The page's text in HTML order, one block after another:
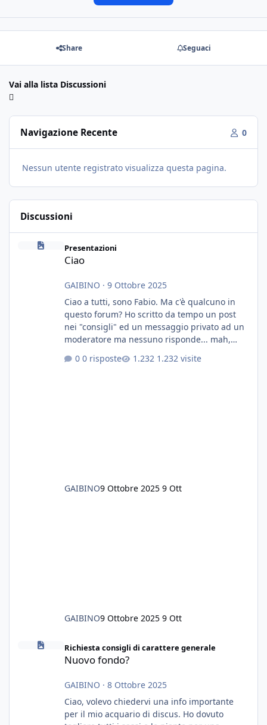
Share Seguaci
Vai alla lista Discussioni
Navigazione Recente 0
Nessun utente registrato visualizza questa pagina.
Discussioni
Presentazioni
Ciao
GAIBINO · 9 Ottobre 2025
Ciao a tutti, sono Fabio. Ma c'è qualcuno in
questo forum? Ho scritto da tempo un post
nei "consigli" ed un messaggio privato ad un
moderatore ma nessuno risponde... mah,
0 risposte 1.232 visite
GAIBINO9 Ottobre 2025 9 Ott
GAIBINO9 Ottobre 2025 9 Ott
Richiesta consigli di carattere generale
Nuovo fondo?
GAIBINO · 8 Ottobre 2025
Ciao, volevo chiedervi una info importante
per il mio acquario di discus. Ho dovuto